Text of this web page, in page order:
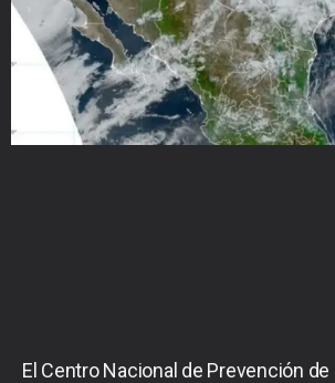
El Centro Nacional de Prevención